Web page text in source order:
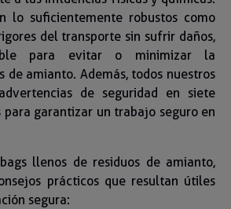
lo suficientemente robustos como
del transporte sin sufrir daños,
para evitar o minimizar la
de amianto. Además, todos nuestros
de seguridad en siete
garantizar un trabajo seguro en
llenos de residuos de amianto,
prácticos que resultan útiles
segura: